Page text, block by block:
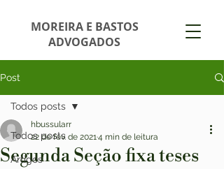
MOREIRA E BASTOS
ADVOGADOS
Post
Todos posts
Artigos
Todos posts
Segunda Seção fixa teses
hbussularr
22 de fev. de 20214 min de leitura